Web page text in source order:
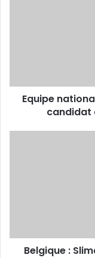
au
posteEquipe
candidat
Anderlecht
Belgique :